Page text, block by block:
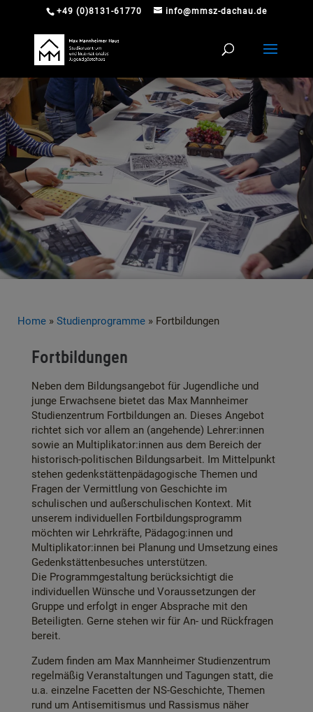
+49 (0)8131-61770 info@mmsz-dachau.de
Home » Studienprogramme » Fortbildungen
Fortbildungen
Neben dem Bildungsangebot für Jugendliche und
junge Erwachsene bietet das Max Mannheimer
Studienzentrum Fortbildungen an. Dieses Angebot
richtet sich vor allem an (angehende) Lehrer:innen
sowie an Multiplikator:innen aus dem Bereich der
historisch-politischen Bildungsarbeit. Im Mittelpunkt
stehen gedenkstättenpädagogische Themen und
Fragen der Vermittlung von Geschichte im
schulischen und außerschulischen Kontext. Mit
unserem individuellen Fortbildungsprogramm
möchten wir Lehrkräfte, Pädagog:innen und
Multiplikator:innen bei Planung und Umsetzung eines
Gedenkstättenbesuches unterstützen.
Die Programmgestaltung berücksichtigt die
individuellen Wünsche und Voraussetzungen der
Gruppe und erfolgt in enger Absprache mit den
Beteiligten. Gerne stehen wir für An- und Rückfragen
bereit.
Zudem finden am Max Mannheimer Studienzentrum
regelmäßig Veranstaltungen und Tagungen statt, die
u.a. einzelne Facetten der NS-Geschichte, Themen
rund um Antisemitismus und Rassismus näher